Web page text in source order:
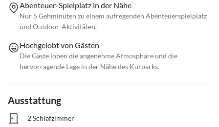
Abenteuer-Spielplatz in der Nähe
Nur 5 Gehminuten zu einem aufregenden Abenteuerspielplatz
und Outdoor-Aktivitäten.
Hochgelobt von Gästen
Die Gäste loben die angenehme Atmosphäre und die
hervorragende Lage in der Nähe des Kurparks.
Ausstattung
2 Schlafzimmer